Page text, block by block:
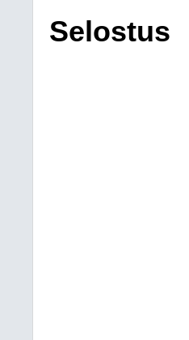
Selostus